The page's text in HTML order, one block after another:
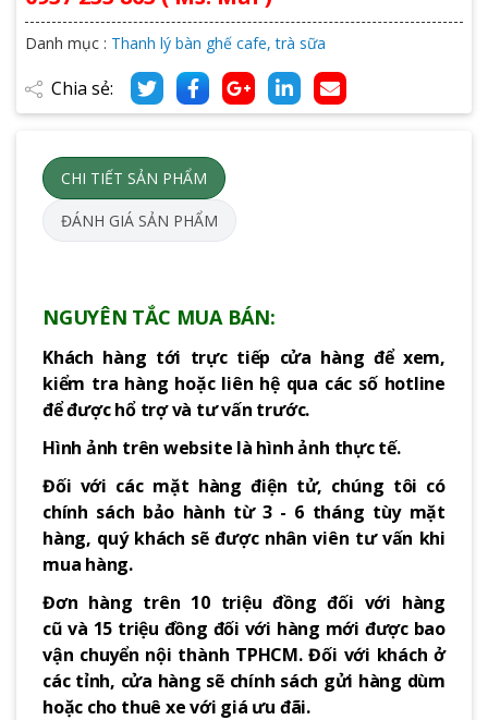
Danh mục : Thanh lý bàn ghế cafe, trà sữa
Chia sẻ:
CHI TIẾT SẢN PHẨM
ĐÁNH GIÁ SẢN PHẨM
NGUYÊN TẮC MUA BÁN:
Khách hàng tới trực tiếp cửa hàng để xem,
kiểm tra hàng hoặc liên hệ qua các số hotline
để được hổ trợ và tư vấn trước.
Hình ảnh trên website là hình ảnh thực tế.
Đối với các mặt hàng điện tử, chúng tôi có
chính sách bảo hành từ 3 - 6 tháng tùy mặt
hàng, quý khách sẽ được nhân viên tư vấn khi
mua hàng.
Đơn hàng trên 10 triệu đồng đối với hàng
cũ và 15 triệu đồng đối với hàng mới được bao
vận chuyển nội thành TPHCM. Đối với khách ở
các tỉnh, cửa hàng sẽ chính sách gửi hàng dùm
hoặc cho thuê xe với giá ưu đãi.